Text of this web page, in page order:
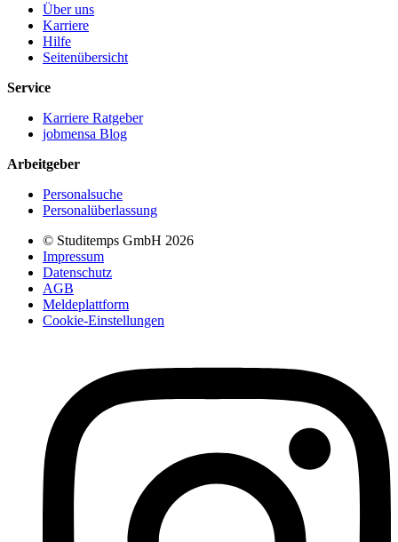
Über uns
Karriere
Hilfe
Seitenübersicht
Service
Karriere Ratgeber
jobmensa Blog
Arbeitgeber
Personalsuche
Personalüberlassung
© Studitemps GmbH 2026
Impressum
Datenschutz
AGB
Meldeplattform
Cookie-Einstellungen